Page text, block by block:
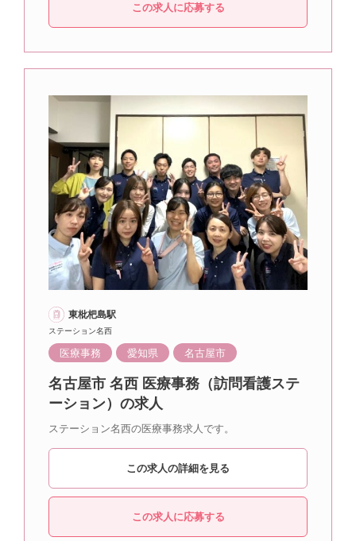
この求人に応募する
東枇杷島駅
ステーション名西
医療事務 愛知県 名古屋市
名古屋市 名西 医療事務（訪問看護ステ
ーション）の求人
ステーション名西の医療事務求人です。
この求人の詳細を見る
この求人に応募する